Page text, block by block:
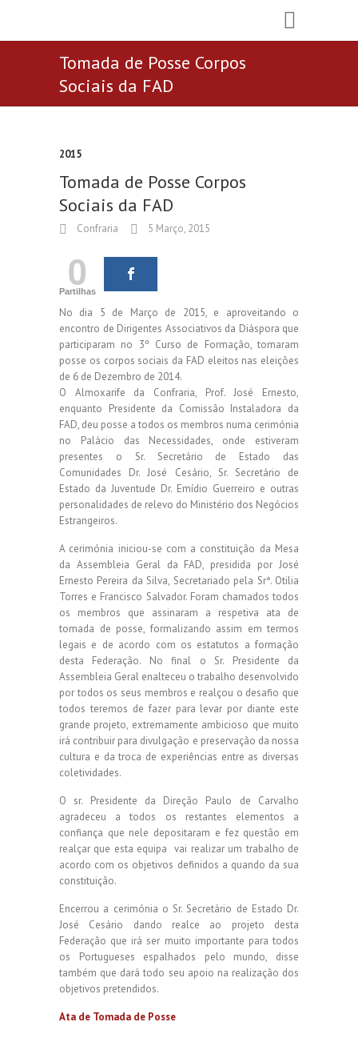
Tomada de Posse Corpos
Sociais da FAD
2015
Tomada de Posse Corpos
Sociais da FAD
Confraria 5 Março, 2015
0
Partilhas
No dia 5 de Março de 2015, e aproveitando o
encontro de Dirigentes Associativos da Diáspora que
participaram no 3º Curso de Formação, tomaram
posse os corpos sociais da FAD eleitos nas eleições
de 6 de Dezembro de 2014.
O Almoxarife da Confraria, Prof. José Ernesto,
enquanto Presidente da Comissão Instaladora da
FAD, deu posse a todos os membros numa cerimónia
no Palácio das Necessidades, onde estiveram
presentes o Sr. Secretário de Estado das
Comunidades Dr. José Cesário, Sr. Secretário de
Estado da Juventude Dr. Emídio Guerreiro e outras
personalidades de relevo do Ministério dos Negócios
Estrangeiros.
A cerimónia iniciou-se com a constituição da Mesa
da Assembleia Geral da FAD, presidida por José
Ernesto Pereira da Silva, Secretariado pela Srª. Otilia
Torres e Francisco Salvador. Foram chamados todos
os membros que assinaram a respetiva ata de
tomada de posse, formalizando assim em termos
legais e de acordo com os estatutos a formação
desta Federação. No final o Sr. Presidente da
Assembleia Geral enalteceu o trabalho desenvolvido
por todos os seus membros e realçou o desafio que
todos teremos de fazer para levar por diante este
grande projeto, extremamente ambicioso que muito
irá contribuir para divulgação e preservação da nossa
cultura e da troca de experiências entre as diversas
coletividades.
O sr. Presidente da Direção Paulo de Carvalho
agradeceu a todos os restantes elementos a
confiança que nele depositaram e fez questão em
realçar que esta equipa vai realizar um trabalho de
acordo com os objetivos definidos a quando da sua
constituição.
Encerrou a cerimónia o Sr. Secretário de Estado Dr.
José Cesário dando realce ao projeto desta
Federação que irá ser muito importante para todos
os Portugueses espalhados pelo mundo, disse
também que dará todo seu apoio na realização dos
objetivos pretendidos.
Ata de Tomada de Posse